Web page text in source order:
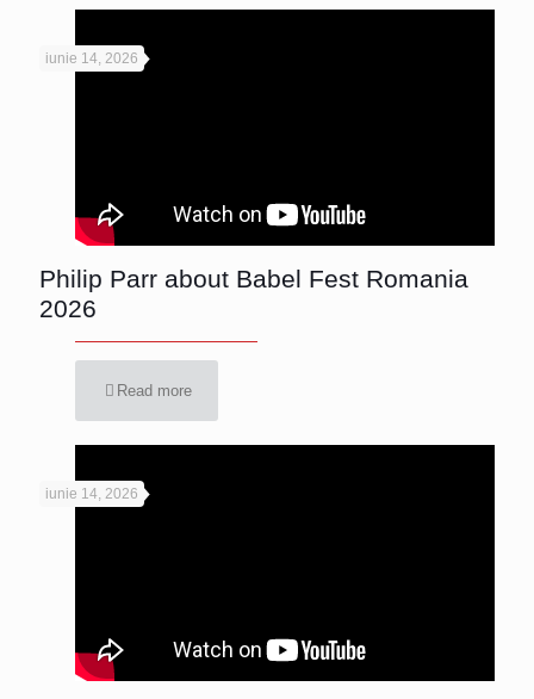
iunie 14, 2026
Philip Parr about Babel Fest Romania
2026
Read more
iunie 14, 2026